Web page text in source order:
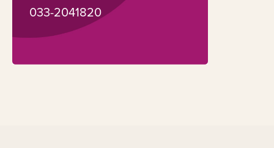
033-2041820